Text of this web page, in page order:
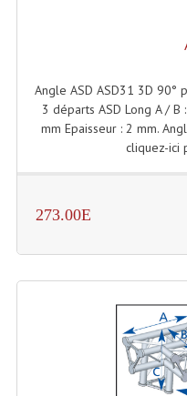
Hp À
Lecteurs
Angle ASD ASD31 3D 90°
3 départs ASD Long A / B
mm Epaisseur : 2 mm.
cliquez-ici
273.00E